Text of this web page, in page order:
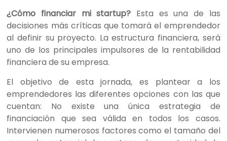
¿Cómo financiar mi startup? Esta es una de las
decisiones más críticas que tomará el emprendedor
al definir su proyecto. La estructura financiera, será
uno de los principales impulsores de la rentabilidad
financiera de su empresa.
El objetivo de esta jornada, es plantear a los
emprendedores las diferentes opciones con las que
cuentan: No existe una única estrategia de
financiación que sea válida en todos los casos.
Intervienen numerosos factores como el tamaño del